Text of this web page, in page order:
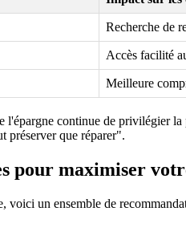
Recherche de
Accès facilité
Meilleure
l'épargne continue de privilégier la
préserver que réparer".
pour maximiser
voici un ensemble de